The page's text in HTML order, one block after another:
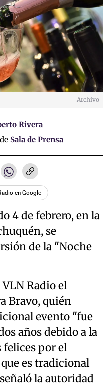
Archivo
Rivera
Sala de Prensa
en Google
4 de febrero, en la
se
de la "Noche
Radio el
Bravo, quién
evento "fue
años debido a la
felices por el
es tradicional
la autoridad